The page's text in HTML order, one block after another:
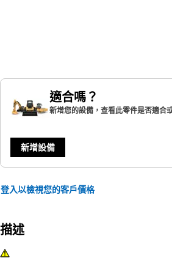
適合嗎？
新增您的設備，查看此零件是否適合
新增設備
登入以檢視您的客戶價格
描述